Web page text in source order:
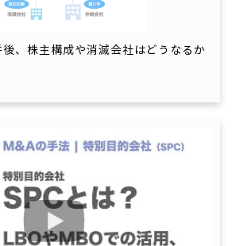
、株主構成や消滅会社はどうなるか